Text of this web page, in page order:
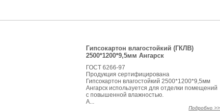
Гипсокартон влагостойкий (ГКЛВ)
2500*1200*9,5мм Ангарск
ГОСТ 6266-97
Продукция сертифицирована
Гипсокартон влагостойкий 2500*1200*9,5мм
Ангарск используется для отделки помещений
с повышенной влажностью.
А...
Подробно >>